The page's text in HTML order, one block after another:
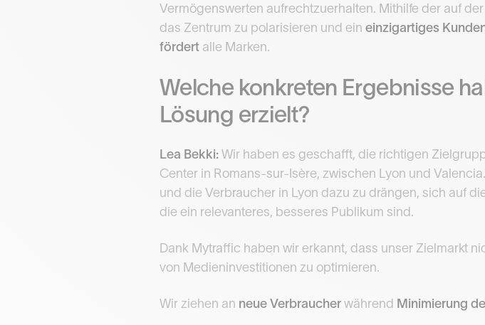
Vermögenswerten aufrechtzuerhalten. Mithilfe der auf
das Zentrum zu polarisieren und ein einzigartiges
fördert alle Marken.
Welche konkreten Ergebnisse
Lösung erzielt?
Lea Bekki: Wir haben es geschafft, die richtigen
Center in Romans-sur-Isère, zwischen Lyon und
und die Verbraucher in Lyon dazu zu drängen, sich auf
die ein relevanteres, besseres Publikum sind.
Dank Mytraffic haben wir erkannt, dass unser Zielmarkt
von Medieninvestitionen zu optimieren.
Wir ziehen an neue Verbraucher während Minimierung